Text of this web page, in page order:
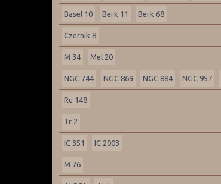
Basel 10 Berk 11 Berk 68
Czernik 8
M 34 Mel 20
NGC 744 NGC 869 NGC 884 NGC 957
Ru 148
Tr 2
IC 351 IC 2003
M 76